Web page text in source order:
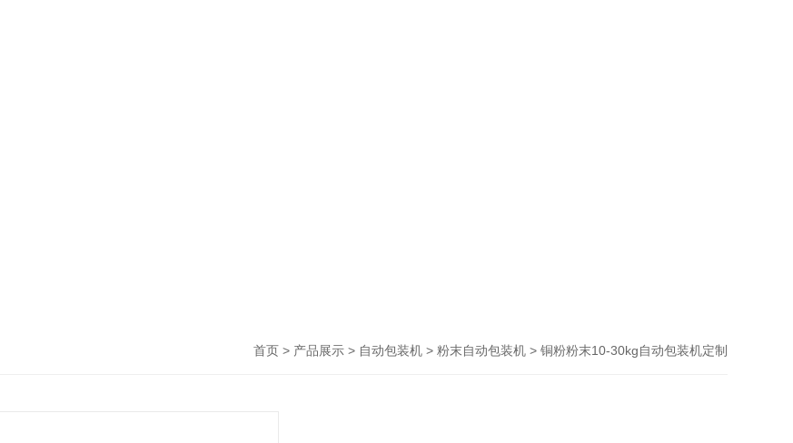
首页 > 产品展示 > 自动包装机 > 粉末自动包装机 > 铜粉粉末10-30kg自动包装机定制